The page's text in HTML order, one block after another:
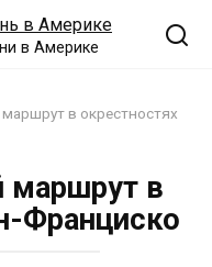
в Америке
в окрестностях
маршрут в
Франциско